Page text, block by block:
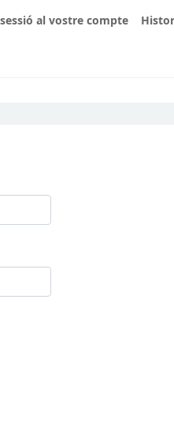
al vostre compte